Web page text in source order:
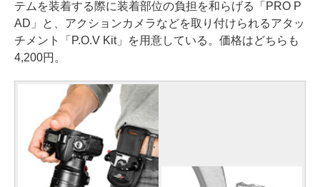
テムを装着する際に装着部位の負担を和らげる「PRO P
AD」と、アクションカメラなどを取り付けられるアタッ
チメント「P.O.V Kit」を用意している。価格はどちらも
4,200円。